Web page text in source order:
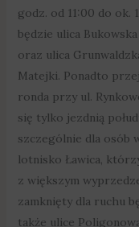
godz. od 11:00 do ok.
będzie ulica
oraz ulica
Matejki. Ponadto
ronda przy ul.
się tylko jezdnią
szczególnie dla osób
lotnisko Ławica,
z większym
zamknięty dla ruchu
także ulice